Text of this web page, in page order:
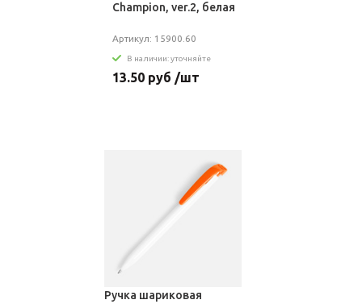
Champion, ver.2, белая
Артикул: 15900.60
В наличии: уточняйте
13.50 руб /шт
Ручка шариковая